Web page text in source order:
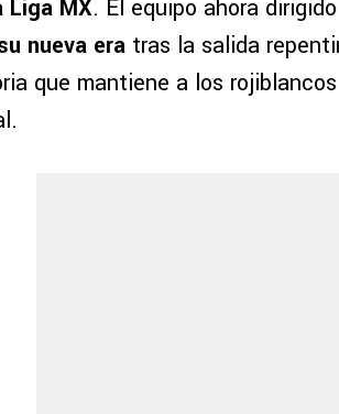
Liga MX. El equipo ahora
nueva era tras la salida
que mantiene a los